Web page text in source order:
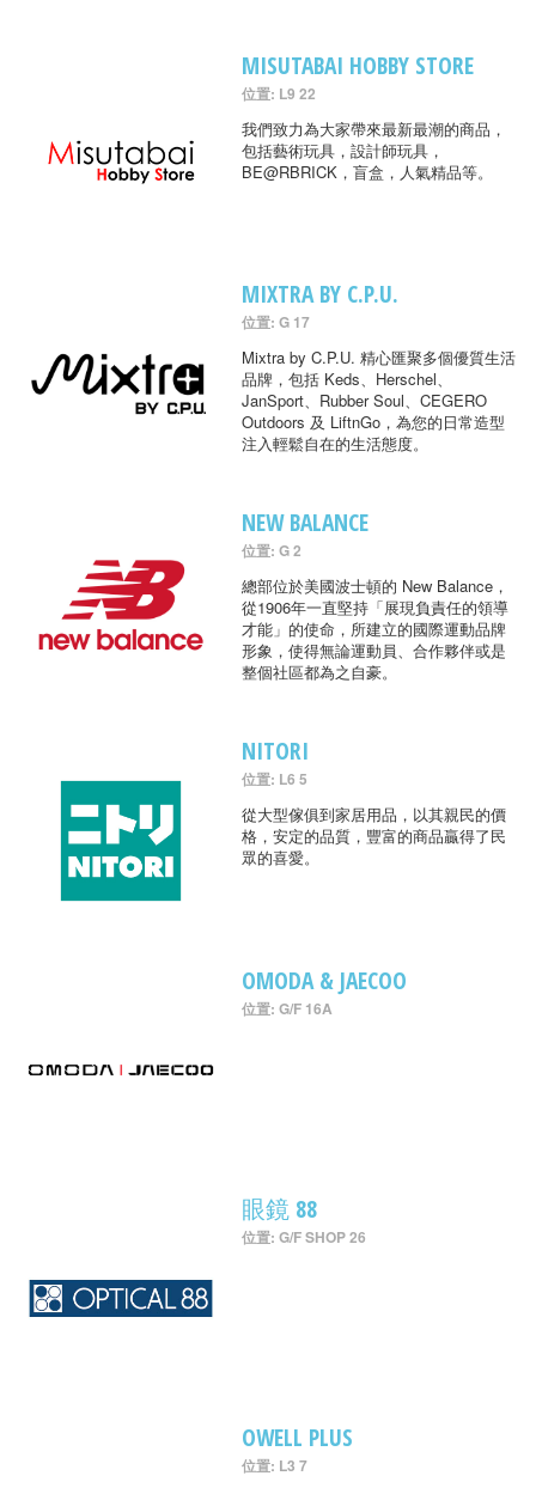
MISUTABAI HOBBY STORE
位置: L9 22
我們致力為大家帶來最新最潮的商品，
包括藝術玩具，設計師玩具，
BE@RBRICK，盲盒，人氣精品等。
MIXTRA BY C.P.U.
位置: G 17
Mixtra by C.P.U. 精心匯聚多個優質生活
品牌，包括 Keds、Herschel、
JanSport、Rubber Soul、CEGERO
Outdoors 及 LiftnGo，為您的日常造型
注入輕鬆自在的生活態度。
NEW BALANCE
位置: G 2
總部位於美國波士頓的 New Balance，
從1906年一直堅持「展現負責任的領導
才能」的使命，所建立的國際運動品牌
形象，使得無論運動員、合作夥伴或是
整個社區都為之自豪。
NITORI
位置: L6 5
從大型傢俱到家居用品，以其親民的價
格，安定的品質，豐富的商品贏得了民
眾的喜愛。
OMODA & JAECOO
位置: G/F 16A
眼鏡 88
位置: G/F SHOP 26
OWELL PLUS
位置: L3 7